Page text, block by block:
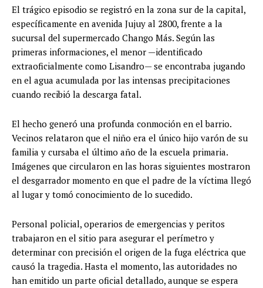
El trágico episodio se registró en la zona sur de la capital,
específicamente en avenida Jujuy al 2800, frente a la
sucursal del supermercado Chango Más. Según las
primeras informaciones, el menor —identificado
extraoficialmente como Lisandro— se encontraba jugando
en el agua acumulada por las intensas precipitaciones
cuando recibió la descarga fatal.
El hecho generó una profunda conmoción en el barrio.
Vecinos relataron que el niño era el único hijo varón de su
familia y cursaba el último año de la escuela primaria.
Imágenes que circularon en las horas siguientes mostraron
el desgarrador momento en que el padre de la víctima llegó
al lugar y tomó conocimiento de lo sucedido.
Personal policial, operarios de emergencias y peritos
trabajaron en el sitio para asegurar el perímetro y
determinar con precisión el origen de la fuga eléctrica que
causó la tragedia. Hasta el momento, las autoridades no
han emitido un parte oficial detallado, aunque se espera